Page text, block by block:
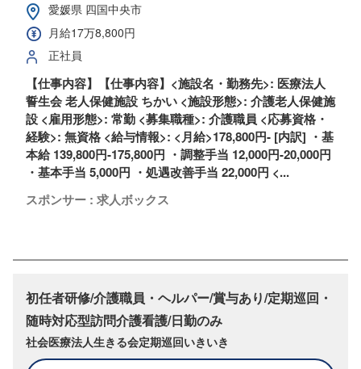
愛媛県 四国中央市
月給17万8,800円
正社員
【仕事内容】【仕事内容】<施設名・勤務先>: 医療法人
誓生会 老人保健施設 ちかい <施設形態>: 介護老人保健施
設 <雇用形態>: 常勤 <募集職種>: 介護職員 <応募資格・
経験>: 無資格 <給与情報>: <月給>178,800円‐ [内訳] ・基
本給 139,800円‐175,800円 ・調整手当 12,000円-20,000円
・基本手当 5,000円 ・処遇改善手当 22,000円 <...
スポンサー : 求人ボックス
初任者研修/介護職員・ヘルパー/賞与あり/定期巡回・
随時対応型訪問介護看護/日勤のみ
社会医療法人生きる会定期巡回いきいき